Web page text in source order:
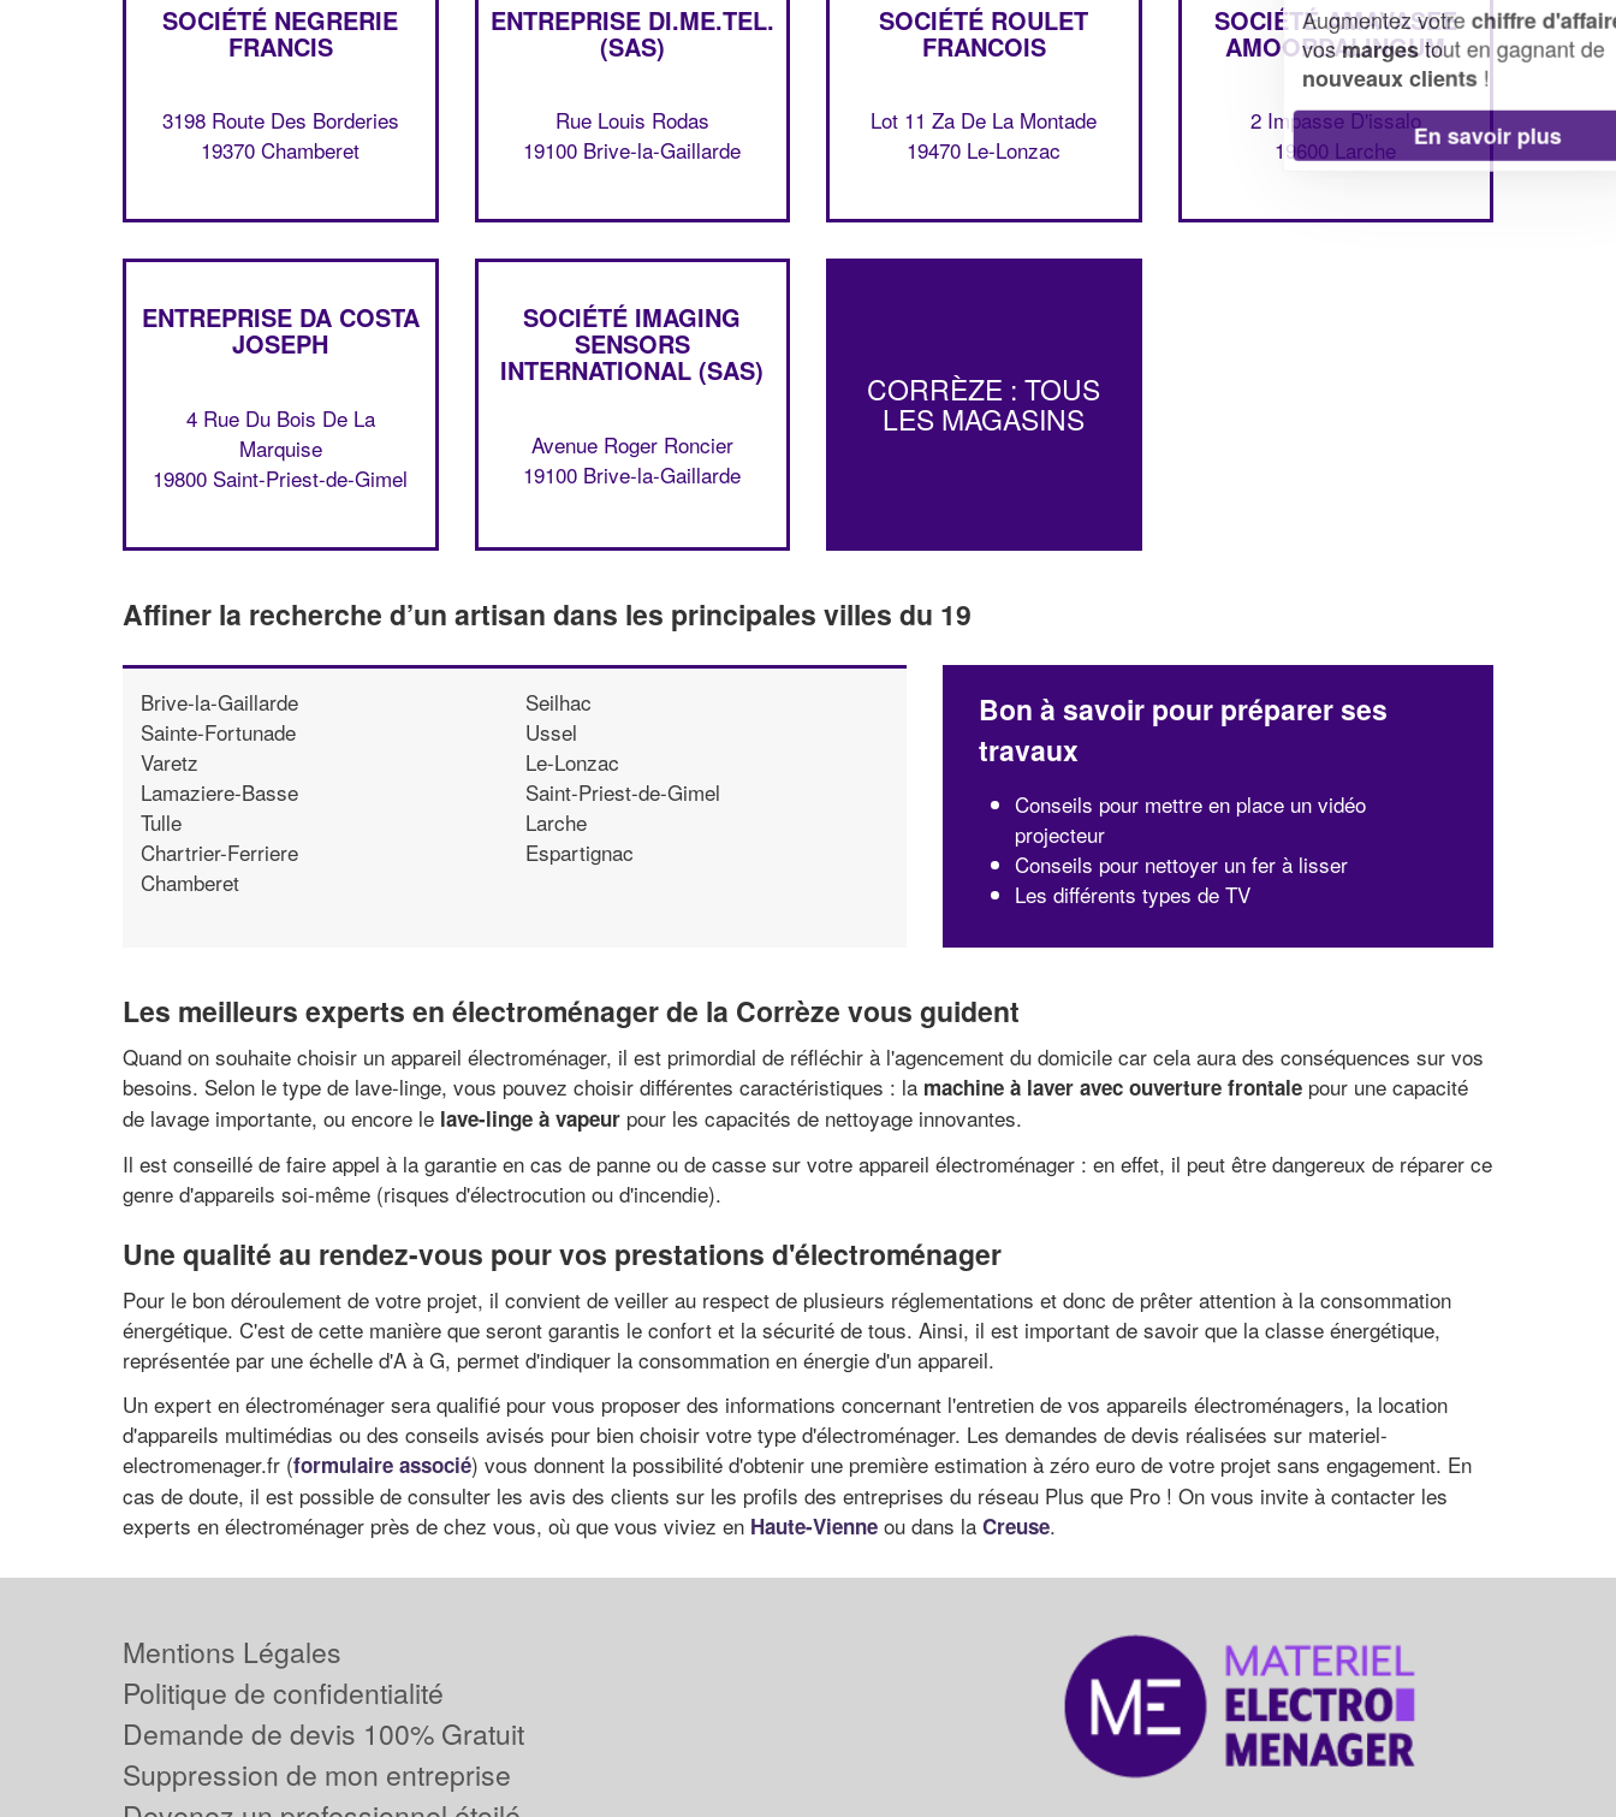
SOCIÉTÉ NEGRERIE
FRANCIS
3198 Route Des Borderies
19370 Chamberet
ENTREPRISE DI.ME.TEL.
(SAS)
Rue Louis Rodas
19100 Brive-la-Gaillarde
SOCIÉTÉ ROULET
FRANCOIS
Lot 11 Za De La Montade
19470 Le-Lonzac
SOCIÉTÉ AMAVASEE
AMOORDALINGUM
2 Impasse D'issalo
19600 Larche
ENTREPRISE DA COSTA
JOSEPH
4 Rue Du Bois De La
Marquise
19800 Saint-Priest-de-Gimel
SOCIÉTÉ IMAGING
SENSORS
INTERNATIONAL (SAS)
Avenue Roger Roncier
19100 Brive-la-Gaillarde
CORRÈZE : TOUS
LES MAGASINS
Affiner la recherche d’un artisan dans les principales villes du 19
Brive-la-Gaillarde
Sainte-Fortunade
Varetz
Lamaziere-Basse
Tulle
Chartrier-Ferriere
Chamberet
Seilhac
Ussel
Le-Lonzac
Saint-Priest-de-Gimel
Larche
Espartignac
Bon à savoir pour préparer ses
travaux
Conseils pour mettre en place un vidéo
projecteur
Conseils pour nettoyer un fer à lisser
Les différents types de TV
Les meilleurs experts en électroménager de la Corrèze vous guident
Quand on souhaite choisir un appareil électroménager, il est primordial de réfléchir à l'agencement du domicile car cela aura des conséquences sur vos
besoins. Selon le type de lave-linge, vous pouvez choisir différentes caractéristiques : la machine à laver avec ouverture frontale pour une capacité
de lavage importante, ou encore le lave-linge à vapeur pour les capacités de nettoyage innovantes.
Il est conseillé de faire appel à la garantie en cas de panne ou de casse sur votre appareil électroménager : en effet, il peut être dangereux de réparer ce
genre d'appareils soi-même (risques d'électrocution ou d'incendie).
Une qualité au rendez-vous pour vos prestations d'électroménager
Pour le bon déroulement de votre projet, il convient de veiller au respect de plusieurs réglementations et donc de prêter attention à la consommation
énergétique. C'est de cette manière que seront garantis le confort et la sécurité de tous. Ainsi, il est important de savoir que la classe énergétique,
représentée par une échelle d'A à G, permet d'indiquer la consommation en énergie d'un appareil.
Un expert en électroménager sera qualifié pour vous proposer des informations concernant l'entretien de vos appareils électroménagers, la location
d'appareils multimédias ou des conseils avisés pour bien choisir votre type d'électroménager. Les demandes de devis réalisées sur materiel-
electromenager.fr (formulaire associé) vous donnent la possibilité d'obtenir une première estimation à zéro euro de votre projet sans engagement. En
cas de doute, il est possible de consulter les avis des clients sur les profils des entreprises du réseau Plus que Pro ! On vous invite à contacter les
experts en électroménager près de chez vous, où que vous viviez en Haute-Vienne ou dans la Creuse.
Augmentez votrechiffre d'affaireset
vosmargestout en gagnant de
nouveaux clients!
En savoir plus
Mentions Légales
Politique de confidentialité
Demande de devis 100% Gratuit
Suppression de mon entreprise